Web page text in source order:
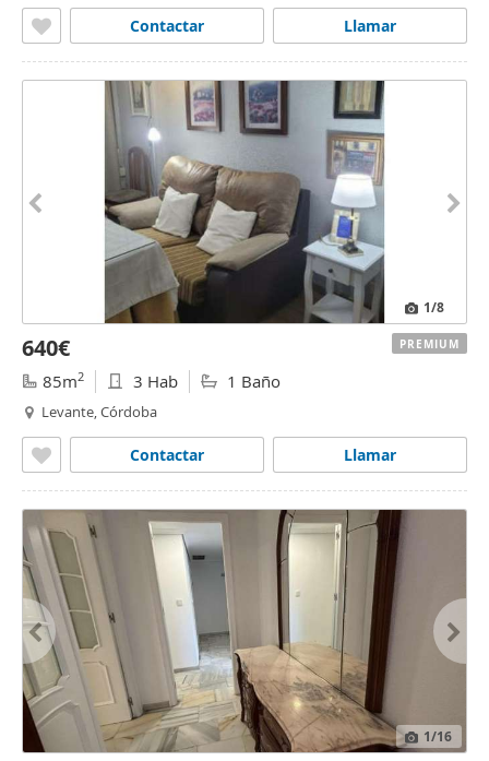
Llamar
Contactar
1/8
640€
85m2 3 Hab 1 Baño
Levante, Córdoba
Llamar
Contactar
PREMIUM
1/16